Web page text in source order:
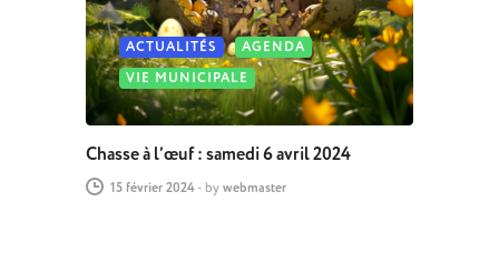
ACTUALITÉS
AGENDA
VIE MUNICIPALE
Chasse à l’œuf : samedi 6 avril 2024
15 février 2024- by webmaster